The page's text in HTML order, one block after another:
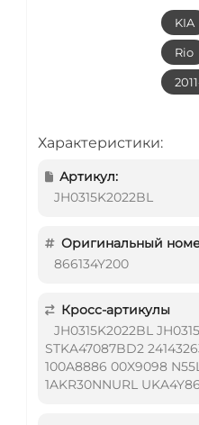
KIA
Rio
Характеристики:
Артикул:
JH0315K2022BL
Оригинальный
866134Y200
Кросс-артикулы
JH0315K2022BL
STKA47087BD2
100A8886 00X9098
1AKR30NNURL